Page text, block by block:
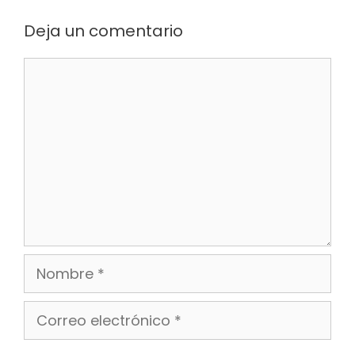
Deja un comentario
Nombre
Correo
electrónico